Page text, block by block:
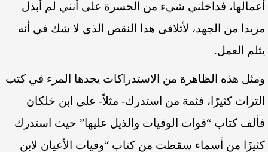
أعمالها، فداخلني شيء من الحسرة على أنني لم أبذل
مزيدا من الجهد، لأتلافى هذا النقص الذي لا شك في أنه
يثلم العمل.
ومثل هذه الظاهرة من الاستدراكات يجدها المرء في كتب
التراث كثيرًا، فثمة من استدرك- مثلاً- على ابن خلكان
فألف كتاب “فوات الوفيات والذيل عليها” حيث استدرك
كثيرًا من أسماء سقطت من كتاب “وفيات الأعيان لابن